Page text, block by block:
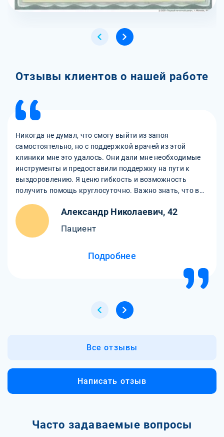
Отзывы клиентов о нашей работе
Никогда не думал, что смогу выйти из запоя
самостоятельно, но с поддержкой врачей из этой
клиники мне это удалось. Они дали мне необходимые
инструменты и предоставили поддержку на пути к
выздоровлению. Я ценю гибкость и возможность
получить помощь круглосуточно. Важно знать, что в
срочным выводом из запоя.
Александр Николаевич, 42
Пациент
Подробнее
Все отзывы
Написать отзыв
Часто задаваемые вопросы